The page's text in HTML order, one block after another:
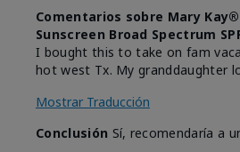
Comentarios sobre Mary
Sunscreen Broad Spectrum
I bought this to take on fam
hot west Tx. My granddaughter
Mostrar Traducción
Conclusión Sí, recomendaría a